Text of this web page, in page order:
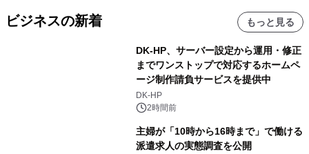
ビジネスの新着 もっと見る
DK-HP、サーバー設定から運用・修正
までワンストップで対応するホームペ
ージ制作請負サービスを提供中
DK-HP
2時間前
主婦が「10時から16時まで」で働ける
派遣求人の実態調査を公開